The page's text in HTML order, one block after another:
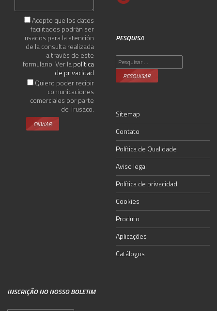
Acepto que los datos
facilitados podrán ser
usados para la atención
de la consulta realizada
a través de este
formulario. Ver lapolítica
de privacidad
Quiero poder recibir
comunicaciones
comerciales por parte
de Trusaco.
PESQUISA
Pesquisar
por:
Sitemap
Contato
Política de Qualidade
Aviso legal
Política de privacidad
Cookies
Produto
Aplicações
Catálogos
INSCRIÇÃO NO NOSSO BOLETIM